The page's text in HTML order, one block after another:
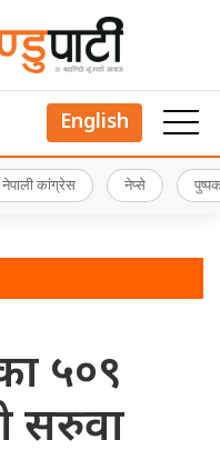
English
नेपाली कांग्रेस नेप्से
५०९
सरुवा